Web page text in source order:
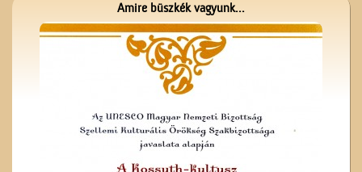
Üzenet a harctérre
Amire büszkék vagyunk...